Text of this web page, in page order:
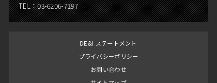
TEL：03-6206-7197
DE&I ステートメント
プライバシーポリシー
お問い合わせ